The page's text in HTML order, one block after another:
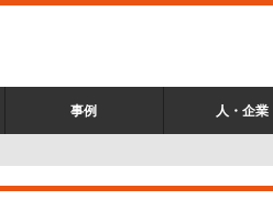
事例 人・企業